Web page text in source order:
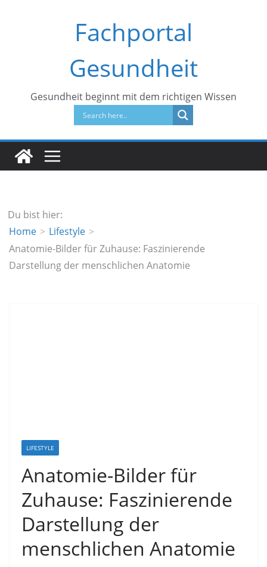
Fachportal
Gesundheit
Gesundheit beginnt mit dem richtigen Wissen
Du bist hier:
Home
Lifestyle
Anatomie-Bilder für Zuhause: Faszinierende
Darstellung der menschlichen Anatomie
LIFESTYLE
Anatomie-Bilder für
Zuhause: Faszinierende
Darstellung der
menschlichen Anatomie